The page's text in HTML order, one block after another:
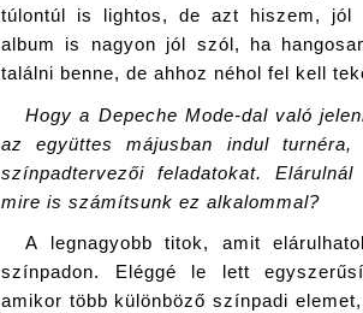
túlontúl is lightos, de azt hiszem,
album is nagyon jól szól, ha
találni benne, de ahhoz néhol fel kell
Hogy a Depeche Mode-dal való
az együttes májusban indul
színpadtervezői feladatokat.
mire is számítsunk ez alkalommal?
A legnagyobb titok, amit
színpadon. Eléggé le lett
amikor több különböző színpadi